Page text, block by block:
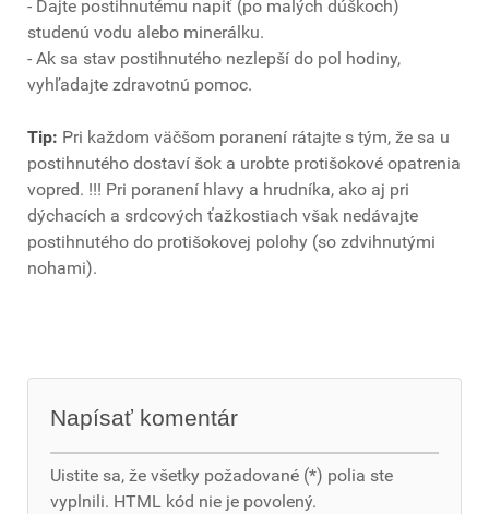
- Dajte postihnutému napiť (po malých dúškoch)
studenú vodu alebo minerálku.
- Ak sa stav postihnutého nezlepší do pol hodiny,
vyhľadajte zdravotnú pomoc.
Tip: Pri každom väčšom poranení rátajte s tým, že sa u
postihnutého dostaví šok a urobte protišokové opatrenia
vopred. !!! Pri poranení hlavy a hrudníka, ako aj pri
dýchacích a srdcových ťažkostiach však nedávajte
postihnutého do protišokovej polohy (so zdvihnutými
nohami).
Napísať komentár
Uistite sa, že všetky požadované (*) polia ste
vyplnili. HTML kód nie je povolený.